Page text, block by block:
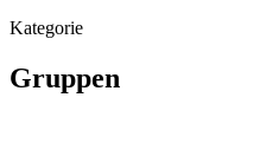
Kategorie
Gruppen